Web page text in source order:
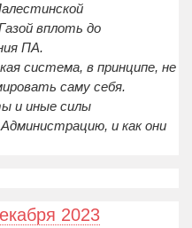
вплоть до
ПА.
система, в принципе, не
саму себя.
и иные силы
и как они
2023